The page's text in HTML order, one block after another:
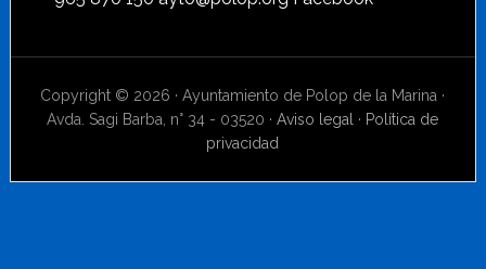
Copyright © 2026 · Ayuntamiento de Polop de la Marina ·
Avda. Sagi Barba, n° 34 - 03520 ·Aviso legal · Política de
privacidad